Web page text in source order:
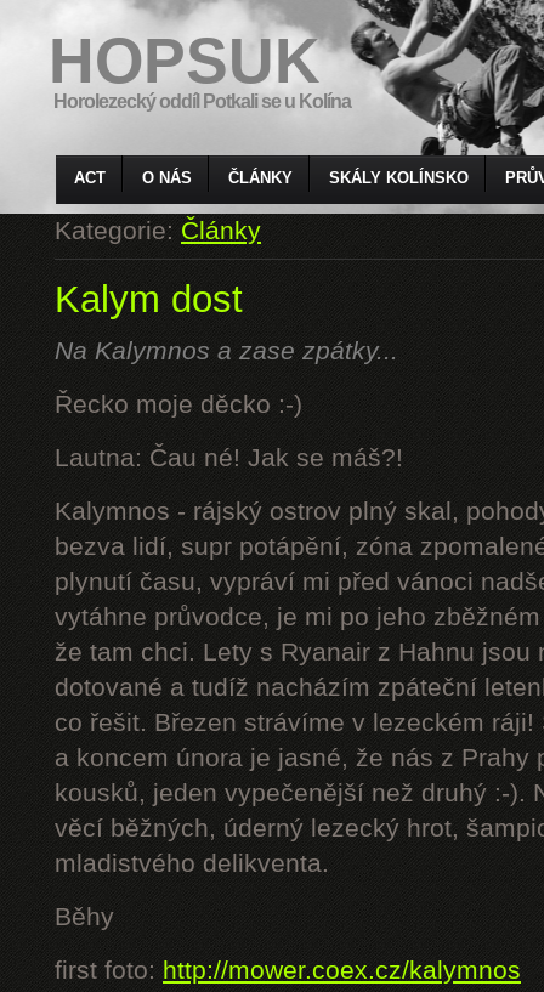
HOPSUK
Horolezecký oddíl Potkali se u Kolína
ACT O NÁS ČLÁNKY SKÁLY KOLÍNSKO
Kategorie:Články
Kalym dost
Na Kalymnos a zase zpátky...
Řecko moje děcko :-)
Lautna: Čau né! Jak se máš?!
Kalymnos - rájský ostrov plný skal,
bezva lidí, supr potápění, zóna
plynutí času, vypráví mi před vánoci
vytáhne průvodce, je mi po jeho
že tam chci. Lety s Ryanair z Hahnu
dotované a tudíž nacházím zpáteční
co řešit. Březen strávíme v lezeckém
a koncem února je jasné, že nás z Prahy
kousků, jeden vypečenější než druhý :-).
věcí běžných, úderný lezecký hrot,
mladistvého delikventa.
Běhy
first foto: http://mower.coex.cz/kalymnos